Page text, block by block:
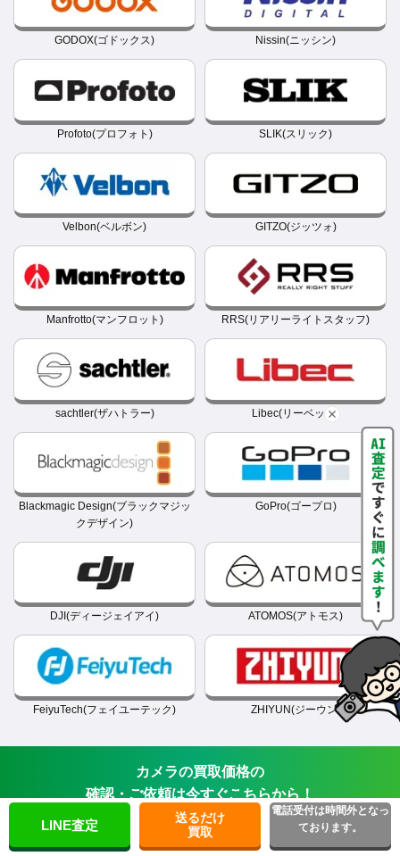
GODOX(ゴドックス) Nissin(ニッシン)
Profoto(プロフォト) SLIK(スリック)
Velbon(ベルボン) GITZO(ジッツォ)
Manfrotto(マンフロット) RRS(リアリーライトスタッフ)
sachtler(ザハトラー) Libec(リーベック)
Blackmagic Design(ブラックマジッ
クデザイン)
GoPro(ゴープロ)
DJI(ディージェイアイ) ATOMOS(アトモス)
FeiyuTech(フェイユーテック) ZHIYUN(ジーウン)
カメラの買取価格の
確認・ご依頼は今すぐこちらから！
LINE査定
送るだけ
買取
電話受付は時間外となっ
ております。